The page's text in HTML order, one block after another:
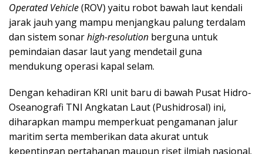
Operated Vehicle(ROV) yaitu robot bawah laut kendali
jarak jauh yang mampu menjangkau palung terdalam
dan sistem sonarhigh-resolution berguna untuk
pemindaian dasar laut yang mendetail guna
mendukung operasi kapal selam.
Dengan kehadiran KRI unit baru di bawah Pusat Hidro-
Oseanografi TNI Angkatan Laut (Pushidrosal) ini,
diharapkan mampu memperkuat pengamanan jalur
maritim serta memberikan data akurat untuk
kepentingan pertahanan maupun riset ilmiah nasional.